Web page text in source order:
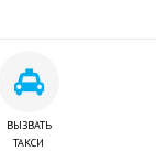
ВЫЗВАТЬ
ТАКСИ